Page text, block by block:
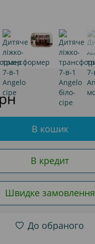
В кошик
В кредит
Швидке замовлення
До обраного